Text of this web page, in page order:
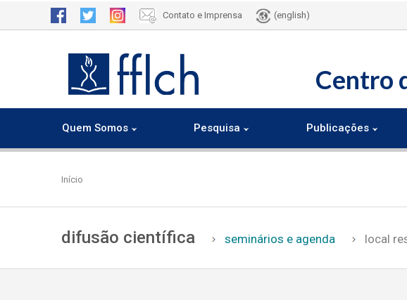
Contato e Imprensa (english)
Centro
Quem Somos Pesquisa Publicações
principal
Início
difusão científica seminários e agenda local